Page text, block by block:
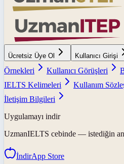
Ücretsiz Üye Ol Kullanıcı Girişi
Örnekleri
Kullanıcı Görüşleri
IELTS Kelimeleri
Kullanım
İletişim Bilgileri
Uygulamayı indir
UzmanIELTS cebinde — istediğin
İndirApp Store